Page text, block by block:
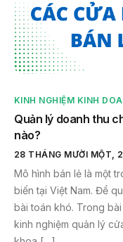
KINH NGHIỆM KINH
Quản lý doanh thu
nào?
28 THÁNG MƯỜI MỘT,
Mô hình bán lẻ là một
biến tại Việt Nam. Để
bài toán khó. Trong
kinh nghiệm quản lý